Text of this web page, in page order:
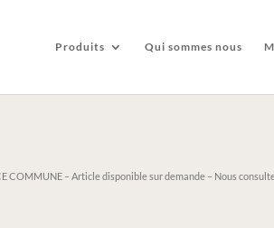
Produits Qui sommes nous
COMMUNE – Article disponible sur demande – Nous